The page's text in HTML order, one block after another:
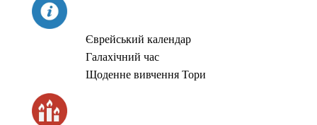
Єврейський календар
Галахічний час
Щоденне вивчення Тори